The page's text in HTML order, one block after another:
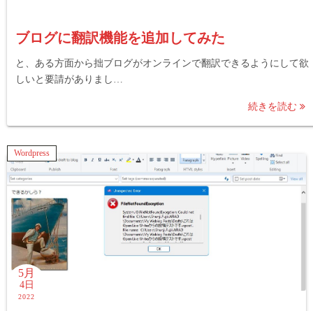
ブログに翻訳機能を追加してみた
と、ある方面から拙ブログがオンラインで翻訳できるようにして欲
しいと要請がありまし…
続きを読む
Wordpress
5月
4日
2022